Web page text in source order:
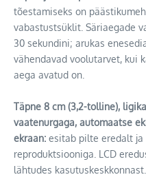
tõestamiseks on
vabastustsüklit. Säriaegade
30 sekundini; arukas
vähendavad voolutarvet, kui
aega avatud on.
Täpne 8 cm (3,2-tolline),
vaatenurgaga, automaatse
ekraan: esitab pilte eredalt
reproduktsiooniga. LCD
lähtudes kasutuskeskkonnast.